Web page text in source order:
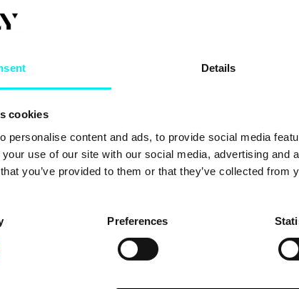
Details
cookies
personalise content and ads, to provide social media
your use of our site with our social media, advertising and
you’ve provided to them or that they’ve collected from
Preferences